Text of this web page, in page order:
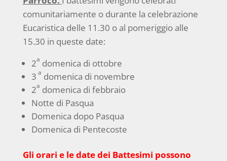
comunitariamente o durante la celebrazione
Eucaristica delle 11.30 o al pomeriggio alle
15.30 in queste date:
2a domenica di ottobre
3 a domenica di novembre
2a domenica di febbraio
Notte di Pasqua
Domenica dopo Pasqua
Domenica di Pentecoste
Gli orari e le date dei Battesimi possono